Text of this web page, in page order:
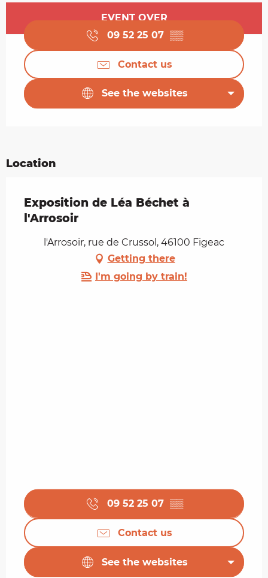
Opening hours & contact details
EVENT OVER
09 52 25 07 ▒▒
Contact us
See the websites
Location
Exposition de Léa Béchet à
l'Arrosoir
l'Arrosoir, rue de Crussol, 46100 Figeac
Getting there
I'm going by train!
09 52 25 07 ▒▒
Contact us
See the websites